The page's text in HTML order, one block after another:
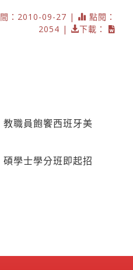
：2010-09-27 |
點閱：
2054 |
下載：
職員飽饗西班牙美
學士學分班即起招